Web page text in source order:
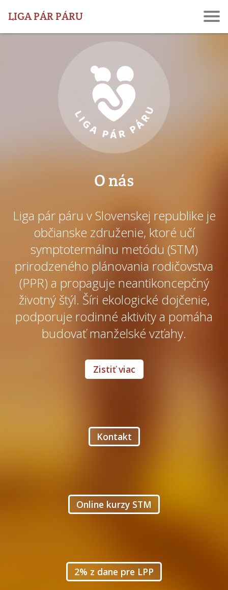
LIGA PÁR PÁRU
O nás
Liga pár páru v Slovenskej republike je
občianske združenie, ktoré učí
symptotermálnu metódu (STM)
prirodzeného plánovania rodičovstva
(PPR) a propaguje neantikoncepčný
životný štýl. Šíri ekologické dojčenie,
podporuje rodinné aktivity a pomáha
budovať manželské vzťahy.
Zistiť viac
Kontakt
Online kurzy STM
2% z dane pre LPP